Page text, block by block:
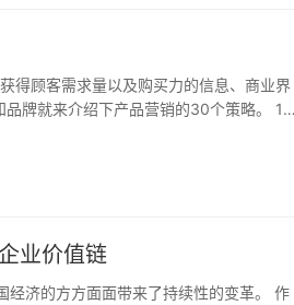
得顾客需求量以及购买力的信息、商业界
牌就来介绍下产品营销的30个策略。 1.
业价值链
济的方方面面带来了持续性的变革。 作